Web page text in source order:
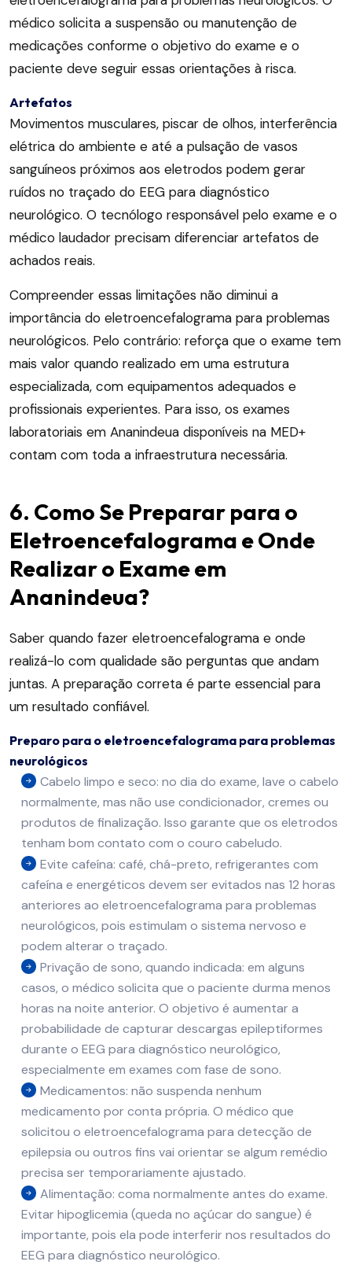
médico solicita a suspensão ou manutenção de
medicações conforme o objetivo do exame e o
paciente deve seguir essas orientações à risca.
Artefatos
Movimentos musculares, piscar de olhos, interferência
elétrica do ambiente e até a pulsação de vasos
sanguíneos próximos aos eletrodos podem gerar
ruídos no traçado do EEG para diagnóstico
neurológico. O tecnólogo responsável pelo exame e o
médico laudador precisam diferenciar artefatos de
achados reais.
Compreender essas limitações não diminui a
importância do eletroencefalograma para problemas
neurológicos. Pelo contrário: reforça que o exame tem
mais valor quando realizado em uma estrutura
especializada, com equipamentos adequados e
profissionais experientes. Para isso, os exames
laboratoriais em Ananindeua disponíveis na MED+
contam com toda a infraestrutura necessária.
6. Como Se Preparar para o
Eletroencefalograma e Onde
Realizar o Exame em
Ananindeua?
Saber quando fazer eletroencefalograma e onde
realizá-lo com qualidade são perguntas que andam
juntas. A preparação correta é parte essencial para
um resultado confiável.
Preparo para o eletroencefalograma para problemas
neurológicos
Cabelo limpo e seco: no dia do exame, lave o cabelo
normalmente, mas não use condicionador, cremes ou
produtos de finalização. Isso garante que os eletrodos
tenham bom contato com o couro cabeludo.
Evite cafeína: café, chá-preto, refrigerantes com
cafeína e energéticos devem ser evitados nas 12 horas
anteriores ao eletroencefalograma para problemas
neurológicos, pois estimulam o sistema nervoso e
podem alterar o traçado.
Privação de sono, quando indicada: em alguns
casos, o médico solicita que o paciente durma menos
horas na noite anterior. O objetivo é aumentar a
probabilidade de capturar descargas epileptiformes
durante o EEG para diagnóstico neurológico,
especialmente em exames com fase de sono.
Medicamentos: não suspenda nenhum
medicamento por conta própria. O médico que
solicitou o eletroencefalograma para detecção de
epilepsia ou outros fins vai orientar se algum remédio
precisa ser temporariamente ajustado.
Alimentação: coma normalmente antes do exame.
Evitar hipoglicemia (queda no açúcar do sangue) é
importante, pois ela pode interferir nos resultados do
EEG para diagnóstico neurológico.